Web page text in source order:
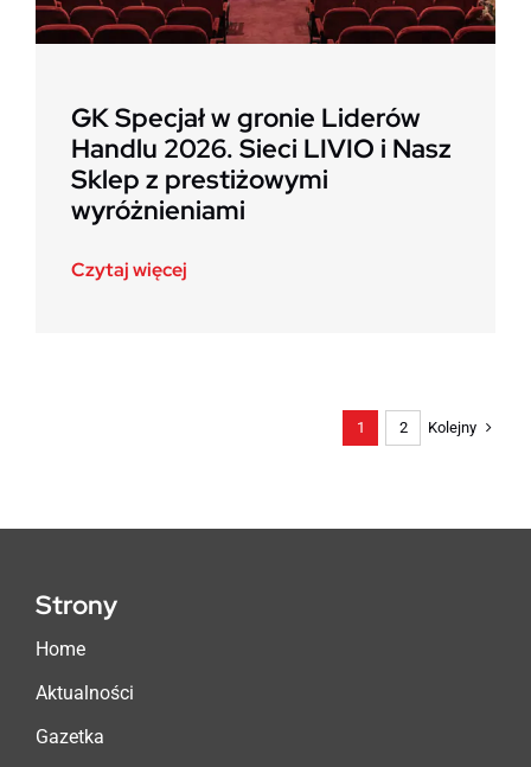
GK Specjał w gronie Liderów
Handlu 2026. Sieci LIVIO i Nasz
Sklep z prestiżowymi
wyróżnieniami
Czytaj więcej
1 2 Kolejny
Strony
Home
Aktualności
Gazetka